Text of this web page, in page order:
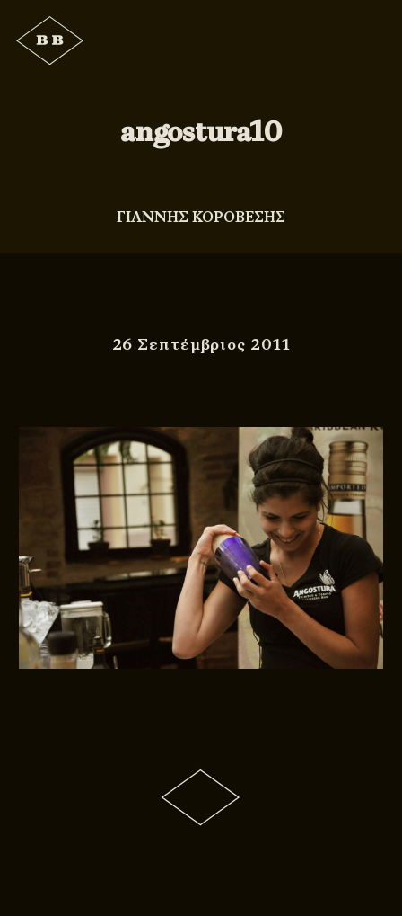
angostura10
ΓΙΑΝΝΗΣ ΚΟΡΟΒΕΣΗΣ
26 Σεπτέμβριος 2011